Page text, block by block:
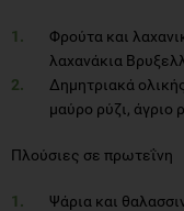
Φρούτα και
λαχανάκια
Δημητριακά
μαύρο ρύζι, άγριο
Πλούσιες σε πρωτεΐνη
Ψάρια και